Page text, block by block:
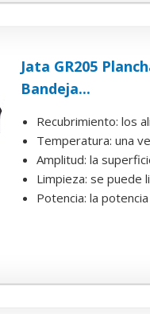
Jata GR205
Bandeja...
Recubrimiento: los
Temperatura: una
Amplitud: la
Limpieza: se puede
Potencia: la